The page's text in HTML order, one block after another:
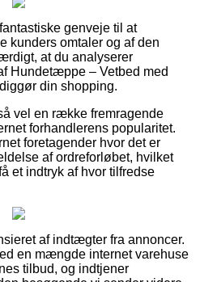
genveje til at
kunders omtaler og af den
at du analyserer
Hundetæppe – Vetbed med
din shopping.
vel en række fremragende
forhandlerens popularitet.
foretagender hvor det er
af ordreforløbet, hvilket
et indtryk af hvor tilfredse
af indtægter fra annoncer.
en mængde internet varehuse
tilbud, og indtjener